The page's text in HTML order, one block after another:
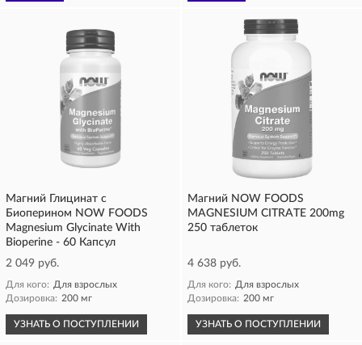
Магний Глицинат с
Биоперином NOW FOODS
Magnesium Glycinate With
Bioperine - 60 Капсул
2 049 руб.
Для кого: Для взрослых
Дозировка: 200 мг
УЗНАТЬ О ПОСТУПЛЕНИИ
Магний NOW FOODS
MAGNESIUM CITRATE 200mg
250 таблеток
4 638 руб.
Для кого: Для взрослых
Дозировка: 200 мг
УЗНАТЬ О ПОСТУПЛЕНИИ